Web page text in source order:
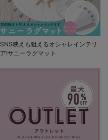
SNS映えも狙えるオシャレインテリ
ア!サニーラグマット